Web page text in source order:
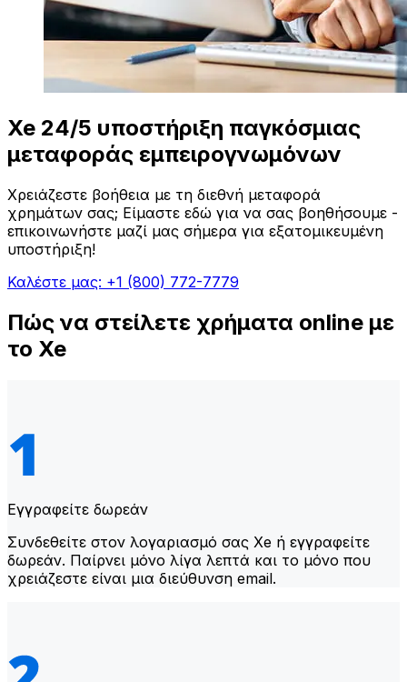
Xe 24/5 υποστήριξη παγκόσμιας
μεταφοράς εμπειρογνωμόνων
Χρειάζεστε βοήθεια με τη διεθνή μεταφορά
χρημάτων σας; Είμαστε εδώ για να σας βοηθήσουμε -
επικοινωνήστε μαζί μας σήμερα για εξατομικευμένη
υποστήριξη!
Καλέστε μας: +1 (800) 772-7779
Πώς να στείλετε χρήματα online με
το Xe
Εγγραφείτε δωρεάν
Συνδεθείτε στον λογαριασμό σας Xe ή εγγραφείτε
δωρεάν. Παίρνει μόνο λίγα λεπτά και το μόνο που
χρειάζεστε είναι μια διεύθυνση email.